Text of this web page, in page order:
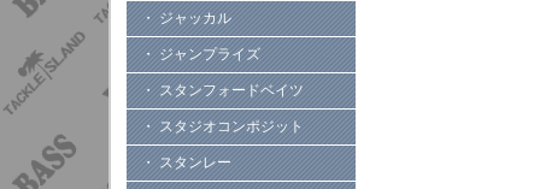
・ ジャッカル
・ ジャンプライズ
・ スタンフォードベイツ
・ スタジオコンポジット
・ スタンレー